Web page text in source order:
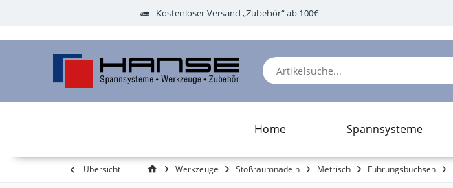
Kostenloser Versand „Zubehör“ ab 100€
Home Spannsysteme
Übersicht Werkzeuge Stoßräumnadeln Metrisch Führungsbuchsen